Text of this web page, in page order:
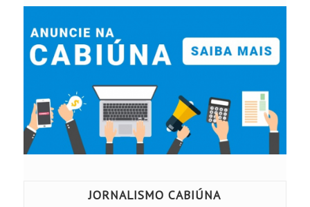
JORNALISMO CABIÚNA